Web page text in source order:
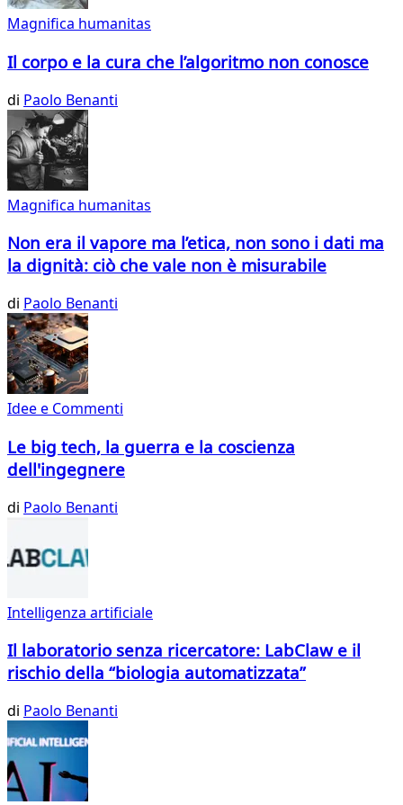
Magnifica humanitas
Il corpo e la cura che l’algoritmo non conosce
di Paolo Benanti
Magnifica humanitas
Non era il vapore ma l’etica, non sono i dati ma
la dignità: ciò che vale non è misurabile
di Paolo Benanti
Idee e Commenti
Le big tech, la guerra e la coscienza
dell'ingegnere
di Paolo Benanti
Intelligenza artificiale
Il laboratorio senza ricercatore: LabClaw e il
rischio della “biologia automatizzata”
di Paolo Benanti